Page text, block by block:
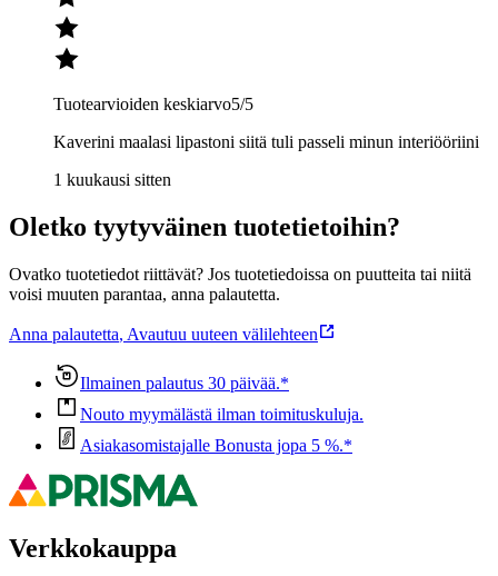
Tuotearvioiden keskiarvo5/5
Kaverini maalasi lipastoni siitä tuli passeli minun interiööriini
1 kuukausi sitten
Oletko tyytyväinen tuotetietoihin?
Ovatko tuotetiedot riittävät? Jos tuotetiedoissa on puutteita tai niitä
voisi muuten parantaa, anna palautetta.
Anna palautetta, Avautuu uuteen välilehteen
Ilmainen palautus 30 päivää.*
Nouto myymälästä ilman toimituskuluja.
Asiakasomistajalle Bonusta jopa 5 %.*
Verkkokauppa